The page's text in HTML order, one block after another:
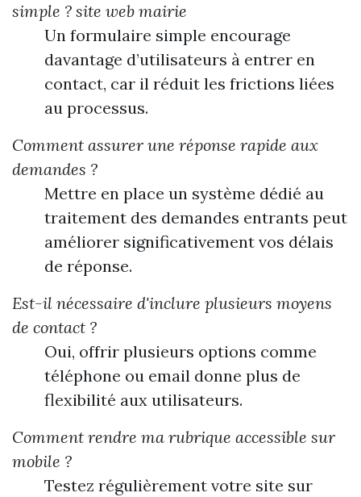
simple ? site web mairie
Un formulaire simple encourage
davantage d’utilisateurs à entrer en
contact, car il réduit les frictions liées
au processus.
Comment assurer une réponse rapide aux
demandes ?
Mettre en place un système dédié au
traitement des demandes entrants peut
améliorer significativement vos délais
de réponse.
Est-il nécessaire d'inclure plusieurs moyens
de contact ?
Oui, offrir plusieurs options comme
téléphone ou email donne plus de
flexibilité aux utilisateurs.
Comment rendre ma rubrique accessible sur
mobile ?
Testez régulièrement votre site sur